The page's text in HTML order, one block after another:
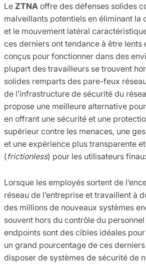
Le ZTNA offre des défenses solides
malveillants potentiels en éliminant la
et le mouvement latéral
ces derniers ont tendance à être lents
conçus pour fonctionner dans des
plupart des travailleurs se trouvent
solides remparts des pare-feux
de l’infrastructure de sécurité du
propose une meilleure alternative
en offrant une sécurité et une
supérieur contre les menaces, une
et une expérience plus transparente
(frictionless) pour les utilisateurs
Lorsque les employés sortent de
réseau de l’entreprise et travaillent à
des millions de nouveaux systèmes
souvent hors du contrôle du
endpoints sont des cibles idéales
un grand pourcentage de ces
disposer de systèmes de sécurité de